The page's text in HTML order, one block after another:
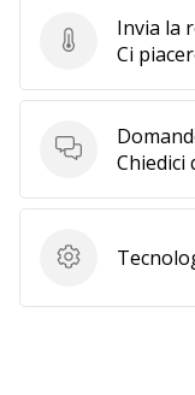
generino
profitto.
al…
Mostra
articoli
Invia la
Invia la
Ci
Domande
Chiedici
Tecnologia